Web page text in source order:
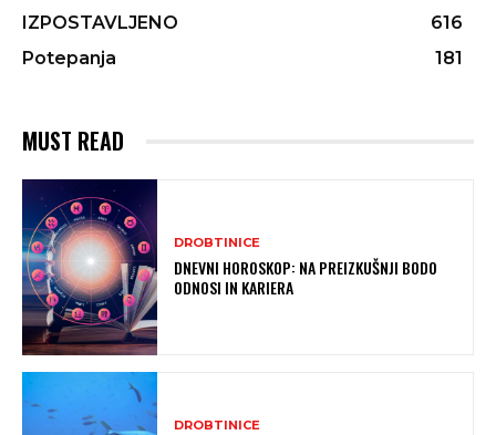
IZPOSTAVLJENO
616
Potepanja
181
MUST READ
DROBTINICE
DNEVNI HOROSKOP: NA PREIZKUŠNJI BODO
ODNOSI IN KARIERA
DROBTINICE